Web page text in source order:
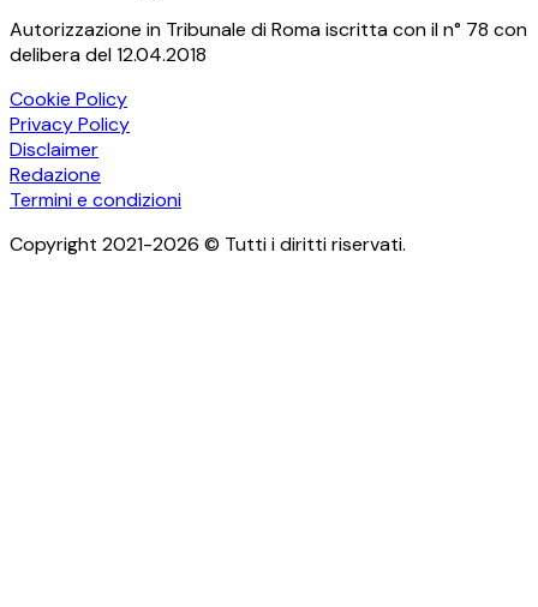
Autorizzazione in Tribunale di Roma iscritta con il n° 78 con
delibera del 12.04.2018
Cookie Policy
Privacy Policy
Disclaimer
Redazione
Termini e condizioni
Copyright 2021-2026 © Tutti i diritti riservati.